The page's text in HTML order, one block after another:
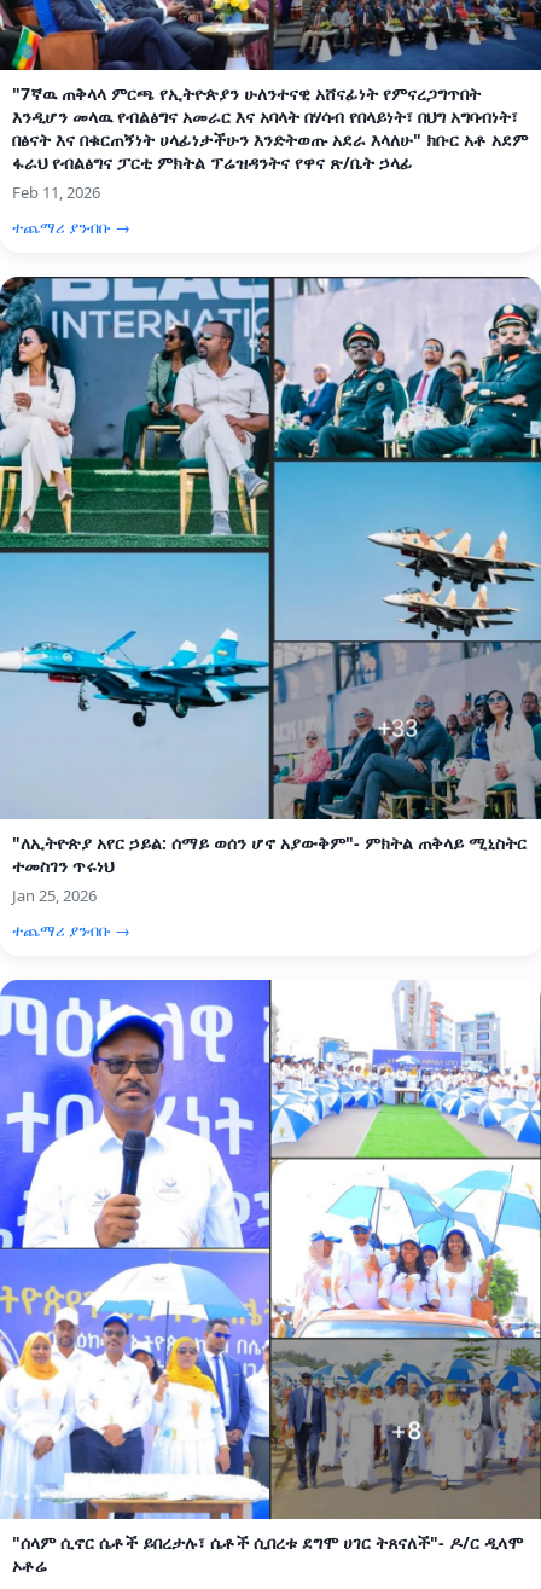
"7ኛዉ ጠቅላላ ምርጫ የኢትዮጵያን ሁለንተናዊ አሸናፊነት የምናረጋግጥበት
እንዲሆን መላዉ የብልፅግና አመራር እና አባላት በሃሳብ የበላይነት፣ በህግ አግባብነት፣
በፅናት እና በቁርጠኝነት ሀላፊነታችሁን እንድትወጡ አደራ እላለሁ" ክቡር አቶ አደም
ፋራህ የብልፅግና ፓርቲ ምክትል ፕሬዝዳንትና የዋና ጽ/ቤት ኃላፊ
Feb 11, 2026
ተጨማሪ ያንብቡ →
"ለኢትዮጵያ አየር ኃይል: ሰማይ ወሰን ሆኖ አያውቅም"- ምክትል ጠቅላይ ሚኒስትር
ተመስገን ጥሩነህ
Jan 25, 2026
ተጨማሪ ያንብቡ →
"ሰላም ሲኖር ሴቶች ይበረታሉ፣ ሴቶች ሲበረቱ ደግሞ ሀገር ትጸናለች"- ዶ/ር ዲላሞ
ኦቶሬ